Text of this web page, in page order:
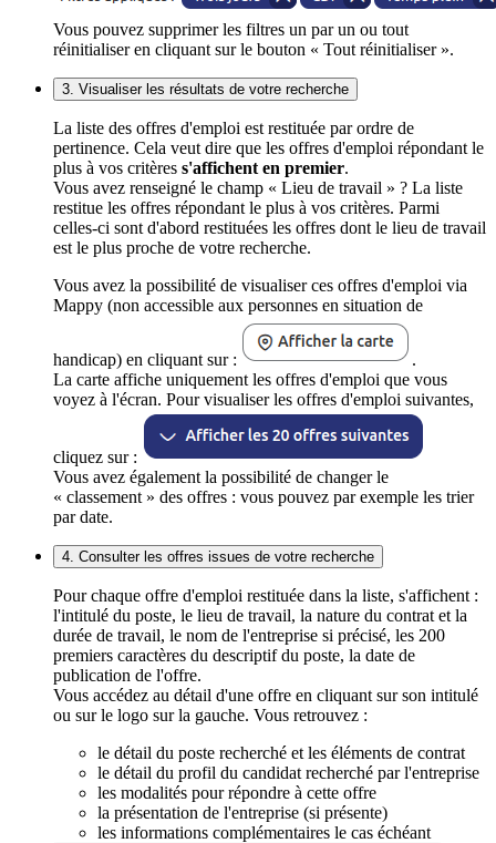
Vous pouvez supprimer les filtres un par un ou tout
réinitialiser en cliquant sur le bouton « Tout réinitialiser ».
3. Visualiser les résultats de votre recherche
La liste des offres d'emploi est restituée par ordre de
pertinence. Cela veut dire que les offres d'emploi répondant le
plus à vos critères s'affichent en premier.
Vous avez renseigné le champ « Lieu de travail » ? La liste
restitue les offres répondant le plus à vos critères. Parmi
celles-ci sont d'abord restituées les offres dont le lieu de travail
est le plus proche de votre recherche.
Vous avez la possibilité de visualiser ces offres d'emploi via
Mappy (non accessible aux personnes en situation de
handicap) en cliquant sur :
.
La carte affiche uniquement les offres d'emploi que vous
voyez à l'écran. Pour visualiser les offres d'emploi suivantes,
cliquez sur :
Vous avez également la possibilité de changer le
« classement » des offres : vous pouvez par exemple les trier
par date.
4. Consulter les offres issues de votre recherche
Pour chaque offre d'emploi restituée dans la liste, s'affichent :
l'intitulé du poste, le lieu de travail, la nature du contrat et la
durée de travail, le nom de l'entreprise si précisé, les 200
premiers caractères du descriptif du poste, la date de
publication de l'offre.
Vous accédez au détail d'une offre en cliquant sur son intitulé
ou sur le logo sur la gauche. Vous retrouvez :
le détail du poste recherché et les éléments de contrat
le détail du profil du candidat recherché par l'entreprise
les modalités pour répondre à cette offre
la présentation de l'entreprise (si présente)
les informations complémentaires le cas échéant